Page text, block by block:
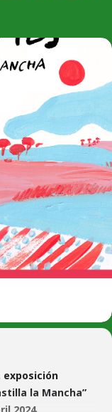
exposición
la Mancha”